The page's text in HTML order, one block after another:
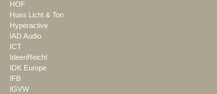
HOF
Huss Licht & Ton
Hyperactive
IAD Audio
ICT
IdeenReich!
IDK Europe
IFB
IGVW